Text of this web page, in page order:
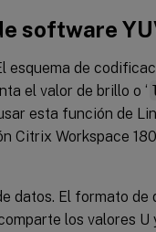
software
esquema de
el valor de brillo o ‘
esta función de
Citrix Workspace
datos. El formato de
los valores U